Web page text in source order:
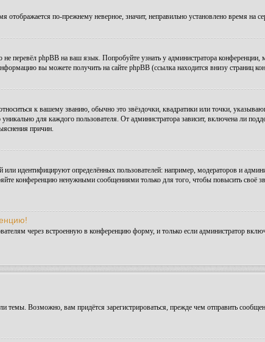
по-прежнему неверное, значит, неправильно установлено время на
перевёл phpBB на ваш язык. Попробуйте узнать у администратора
вы можете получить на сайте phpBB (ссылка находится внизу страниц
к вашему званию, обычно это звёздочки, квадратики или точки,
для каждого пользователя. От администратора зависит, включена ли
причин.
идентифицируют определённых пользователей: например, модераторов и
конференцию ненужными сообщениями только для того, чтобы повысить своё
через встроенную в конференцию форму, и только если администратор
Возможно, вам придётся зарегистрироваться, прежде чем отправить